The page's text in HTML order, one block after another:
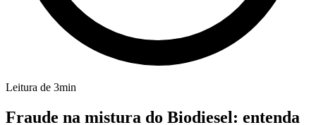
Leitura de 3min
Fraude na mistura do Biodiesel: entenda